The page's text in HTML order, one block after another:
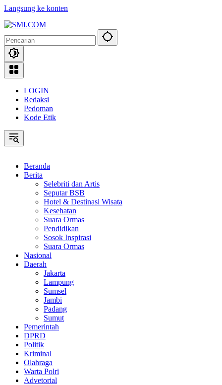
Langsung ke konten
LOGIN
Redaksi
Pedoman
Kode Etik
Beranda
Berita
Selebriti dan Artis
Seputar BSB
Hotel & Destinasi Wisata
Kesehatan
Suara Ormas
Pendidikan
Sosok Inspirasi
Suara Ormas
Nasional
Daerah
Jakarta
Lampung
Sumsel
Jambi
Padang
Sumut
Pemerintah
DPRD
Politik
Kriminal
Olahraga
Warta Polri
Advetorial